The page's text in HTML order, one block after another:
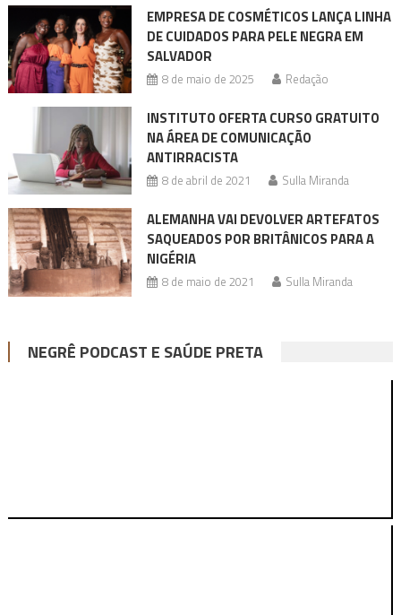
EMPRESA DE COSMÉTICOS LANÇA LINHA
DE CUIDADOS PARA PELE NEGRA EM
SALVADOR
8 de maio de 2025 Redação
INSTITUTO OFERTA CURSO GRATUITO
NA ÁREA DE COMUNICAÇÃO
ANTIRRACISTA
8 de abril de 2021 Sulla Miranda
ALEMANHA VAI DEVOLVER ARTEFATOS
SAQUEADOS POR BRITÂNICOS PARA A
NIGÉRIA
8 de maio de 2021 Sulla Miranda
NEGRÊ PODCAST E SAÚDE PRETA